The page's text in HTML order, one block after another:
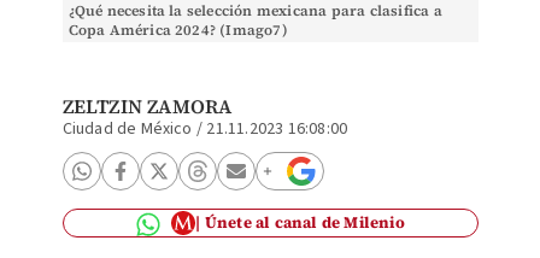
¿Qué necesita la selección mexicana para clasifica a
Copa América 2024? (Imago7)
ZELTZIN ZAMORA
Ciudad de México / 21.11.2023 16:08:00
Únete al canal de Milenio